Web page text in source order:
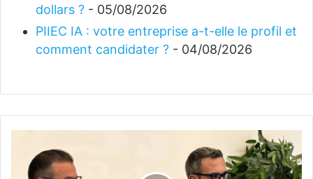
dollars ? - 05/08/2026
PIIEC IA : votre entreprise a-t-elle le profil et
comment candidater ? - 04/08/2026